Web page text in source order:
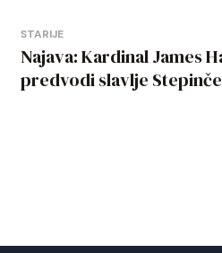
STARIJE
Najava: Kardinal James
predvodi slavlje